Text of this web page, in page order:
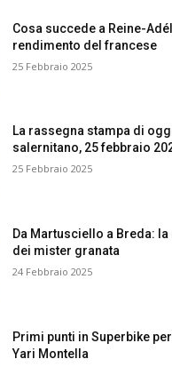
Cosa succede a Reine-
rendimento del francese
25 Febbraio 2025
La rassegna stampa di
salernitano, 25 febbraio
25 Febbraio 2025
Da Martusciello a Breda:
dei mister granata
24 Febbraio 2025
Primi punti in Superbike
Yari Montella